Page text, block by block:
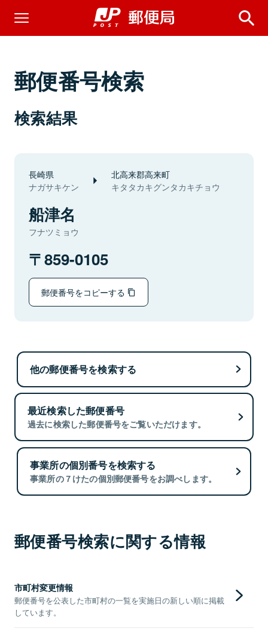
郵便番号検索
検索結果
長崎県
ナガサキケン
北高来郡高来町
キタタカキグンタカキチョウ
船津名
フナツミョウ
859-0105
郵便番号をコピーする
他の郵便番号を検索する
最近検索した郵便番号
過去に検索した郵便番号をご覧いただけます。
事業所の個別番号を検索する
事業所の７けたの個別郵便番号をお調べします。
郵便番号検索に関する情報
市町村変更情報
郵便番号を公表した市町村の一覧を実施日の新しい順に掲載
しています。